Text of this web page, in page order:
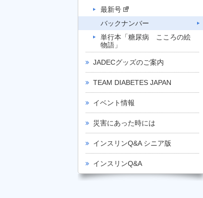
最新号
バックナンバー
単行本「糖尿病 こころの絵
物語」
JADECグッズのご案内
TEAM DIABETES JAPAN
イベント情報
災害にあった時には
インスリンQ&A シニア版
インスリンQ&A